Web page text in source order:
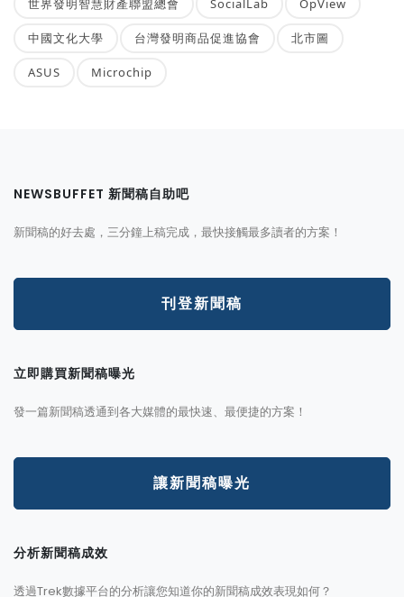
世界發明智慧財產聯盟總會 SocialLab OpView
中國文化大學 台灣發明商品促進協會 北市圖
ASUS Microchip
NEWSBUFFET 新聞稿自助吧
新聞稿的好去處，三分鐘上稿完成，最快接觸最多讀者的方案！
刊登新聞稿
立即購買新聞稿曝光
發一篇新聞稿透通到各大媒體的最快速、最便捷的方案！
讓新聞稿曝光
分析新聞稿成效
透過Trek數據平台的分析讓您知道你的新聞稿成效表現如何？